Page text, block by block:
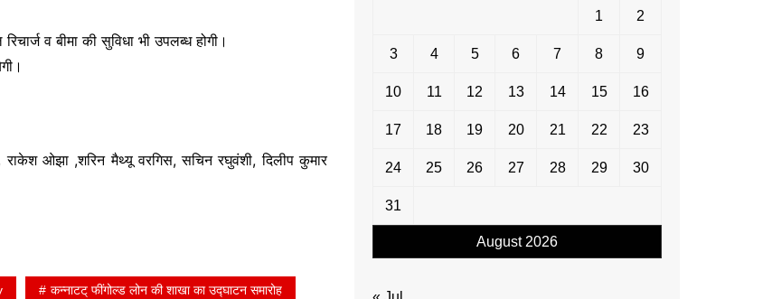
व बीमा की सुविधा भी उपलब्ध होगी।
ओझा ,शरिन मैथ्यू वरगिस, सचिन रघुवंशी, दिलीप कुमार
कन्नाटट् फींगोल्ड लोन की शाखा का उद्घाटन समारोह
August 2026
1 2
3 4 5 6 7 8 9
10 11 12 13 14 15 16
17 18 19 20 21 22 23
24 25 26 27 28 29 30
31